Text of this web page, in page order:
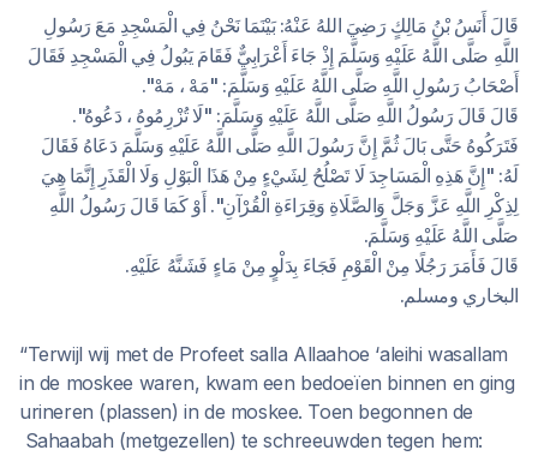
قَالَ أَنَسُ بْنُ مَالِكٍ رَضِيَ اللهُ عَنْهُ: بَيْنَمَا نَحْنُ فِي الْمَسْجِدِ مَعَ رَسُولِ
اللَّهِ صَلَّى اللَّهُ عَلَيْهِ وَسَلَّمَ إِذْ جَاءَ أَعْرَابِيٌّ فَقَامَ يَبُولُ فِي الْمَسْجِدِ فَقَالَ
أَصْحَابُ رَسُولِ اللَّهِ صَلَّى اللَّهُ عَلَيْهِ وَسَلَّمَ: "مَهْ ، مَهْ".
قَالَ قَالَ رَسُولُ اللَّهِ صَلَّى اللَّهُ عَلَيْهِ وَسَلَّمَ: "لَا تُزْرِمُوهُ ، دَعُوهُ".
فَتَرَكُوهُ حَتَّى بَالَ ثُمَّ إِنَّ رَسُولَ اللَّهِ صَلَّى اللَّهُ عَلَيْهِ وَسَلَّمَ دَعَاهُ فَقَالَ
لَهُ: "إِنَّ هَذِهِ الْمَسَاجِدَ لَا تَصْلُحُ لِشَيْءٍ مِنْ هَذَا الْبَوْلِ وَلَا الْقَذَرِ إِنَّمَا هِيَ
لِذِكْرِ اللَّهِ عَزَّ وَجَلَّ وَالصَّلَاةِ وَقِرَاءَةِ الْقُرْآنِ". أَوْ كَمَا قَالَ رَسُولُ اللَّهِ
صَلَّى اللَّهُ عَلَيْهِ وَسَلَّمَ.
قَالَ فَأَمَرَ رَجُلًا مِنْ الْقَوْمِ فَجَاءَ بِدَلْوٍ مِنْ مَاءٍ فَشَنَّهُ عَلَيْهِ.
البخاري ومسلم.
“Terwijl wij met de Profeet salla Allaahoe ‘aleihi wasallam
in de moskee waren, kwam een bedoeïen binnen en ging
urineren (plassen) in de moskee. Toen begonnen de
Sahaabah (metgezellen) te schreeuwden tegen hem: